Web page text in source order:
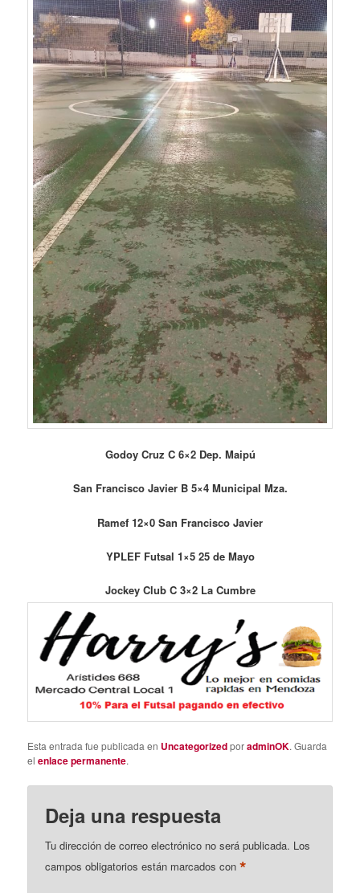
Godoy Cruz C 6×2 Dep. Maipú
San Francisco Javier B 5×4 Municipal Mza.
Ramef 12×0 San Francisco Javier
YPLEF Futsal 1×5 25 de Mayo
Jockey Club C 3×2 La Cumbre
Esta entrada fue publicada en UncategorizedporadminOK. Guarda
elenlace permanente.
Deja una respuesta
Tu dirección de correo electrónico no será publicada. Los
campos obligatorios están marcados con*